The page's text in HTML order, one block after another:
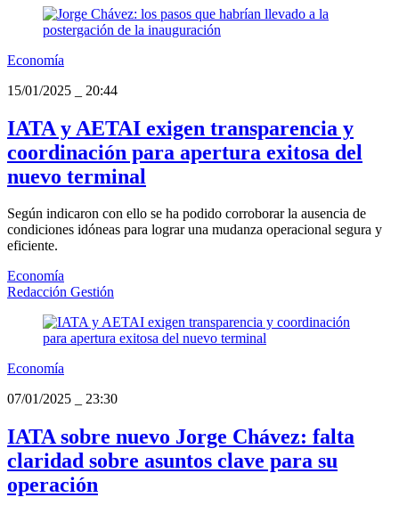
Economía
15/01/2025
20:44
IATA y AETAI exigen transparencia y
coordinación para apertura exitosa del
nuevo terminal
Según indicaron con ello se ha podido corroborar la ausencia de
condiciones idóneas para lograr una mudanza operacional segura y
eficiente.
Economía
Redacción Gestión
Economía
07/01/2025
23:30
IATA sobre nuevo Jorge Chávez: falta
claridad sobre asuntos clave para su
operación